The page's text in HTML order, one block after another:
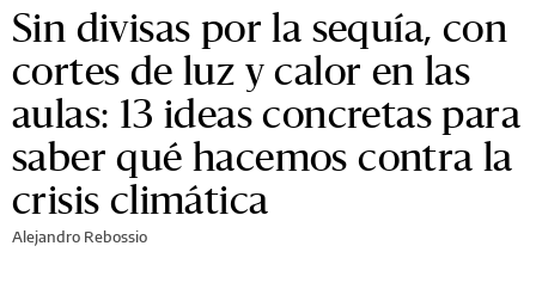
Sin divisas por la sequía, con
cortes de luz y calor en las
aulas: 13 ideas concretas para
saber qué hacemos contra la
crisis climática
Alejandro Rebossio